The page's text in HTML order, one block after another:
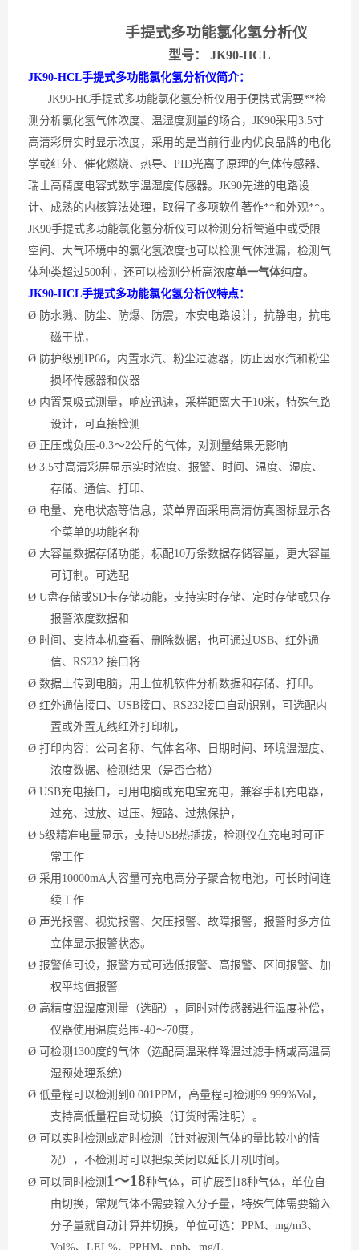
手提式多功能氯化氢分析仪
型号： JK90-HCL
JK90-HCL手提式多功能氯化氢分析仪简介：
JK90-HC手提式多功能氯化氢分析仪用于便携式需要**检
测分析氯化氢气体浓度、温湿度测量的场合， JK90采用3.5寸
高清彩屏实时显示浓度，采用的是当前行业内优良品牌的电化
学或红外、催化燃烧、热导、 PID光离子原理的气体传感器、
瑞士高精度电容式数字温湿度传感器。JK90先进的电路设
计、成熟的内核算法处理，取得了多项软件著作**和外观**。
JK90手提式多功能氯化氢分析仪可以检测分析管道中或受限
空间、大气环境中的氯化氢浓度也可以检测气体泄漏，检测气
体种类超过500种，还可以检测分析高浓度单一气体纯度。
JK90-HCL手提式多功能氯化氢分析仪特点：
Ø 防水溅、防尘、防爆、防震，本安电路设计，抗静电，抗电
磁干扰，
Ø 防护级别 IP66，内置水汽、粉尘过滤器，防止因水汽和粉尘
损坏传感器和仪器
Ø 内置泵吸式测量，响应迅速，采样距离大于10米，特殊气路
设计，可直接检测
Ø 正压或负压-0.3～2公斤的气体，对测量结果无影响
Ø 3.5寸高清彩屏显示实时浓度、报警、时间、温度、湿度、
存储、通信、打印、
Ø 电量、充电状态等信息，菜单界面采用高清仿真图标显示各
个菜单的功能名称
Ø 大容量数据存储功能，标配10万条数据存储容量，更大容量
可订制。可选配
Ø U盘存储或SD卡存储功能，支持实时存储、定时存储或只存
报警浓度数据和
Ø 时间、支持本机查看、删除数据，也可通过USB、红外通
信、RS232 接口将
Ø 数据上传到电脑，用上位机软件分析数据和存储、打印。
Ø 红外通信接口、 USB接口、RS232接口自动识别，可选配内
置或外置无线红外打印机，
Ø 打印内容：公司名称、气体名称、日期时间、环境温湿度、
浓度数据、检测结果（是否合格）
Ø USB充电接口，可用电脑或充电宝充电，兼容手机充电器，
过充、过放、过压、短路、过热保护，
Ø 5级精准电量显示，支持USB热插拔，检测仪在充电时可正
常工作
Ø 采用 10000mA大容量可充电高分子聚合物电池，可长时间连
续工作
Ø 声光报警、视觉报警、欠压报警、故障报警，报警时多方位
立体显示报警状态。
Ø 报警值可设，报警方式可选低报警、高报警、区间报警、加
权平均值报警
Ø 高精度温湿度测量（选配），同时对传感器进行温度补偿，
仪器使用温度范围 -40～70度，
Ø 可检测 1300度的气体（选配高温采样降温过滤手柄或高温高
湿预处理系统）
Ø 低量程可以检测到 0.001PPM，高量程可检测 99.999%Vol，
支持高低量程自动切换（订货时需注明）。
Ø 可以实时检测或定时检测（针对被测气体的量比较小的情
况），不检测时可以把泵关闭以延长开机时间。
Ø 可以同时检测 1～18种气体，可扩展到 18种气体，单位自
由切换，常规气体不需要输入分子量，特殊气体需要输入
分子量就自动计算并切换，单位可选：PPM、mg/m3、
Vol%、LEL%、PPHM、ppb、mg/L